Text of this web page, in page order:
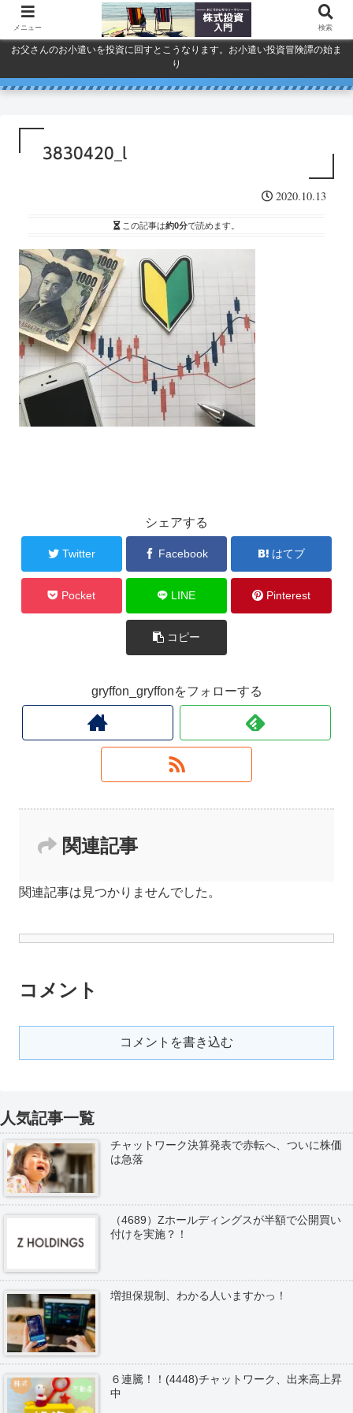
お父さんのお小遣いを投資に回すとこうなります。お小遣い投資冒険譚の始ま
り
3830420_l
2020.10.13
この記事は約0分で読めます。
シェアする
Twitter Facebook はてブ
Pocket LINE Pinterest
コピー
gryffon_gryffonをフォローする
関連記事
関連記事は見つかりませんでした。
コメント
コメントを書き込む
人気記事一覧
チャットワーク決算発表で赤転へ、ついに株価
は急落
（4689）Zホールディングスが半額で公開買い
付けを実施？！
増担保規制、わかる人いますかっ！
６連騰！！(4448)チャットワーク、出来高上昇
中
メニュー 検索